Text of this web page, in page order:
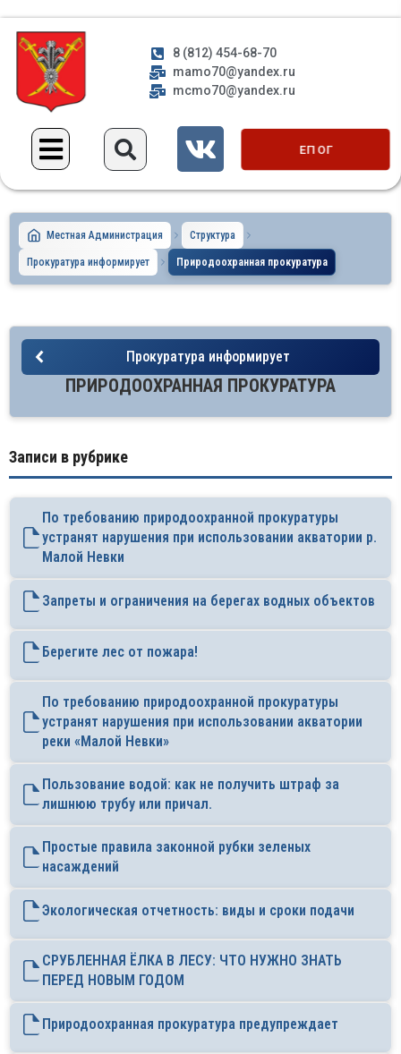
8 (812) 454-68-70
mamo70@yandex.ru
mcmo70@yandex.ru
ЕП ОГ
Местная Администрация Структура
Прокуратура информирует Природоохранная прокуратура
Прокуратура информирует
ПРИРОДООХРАННАЯ ПРОКУРАТУРА
Записи в рубрике
По требованию природоохранной прокуратуры
устранят нарушения при использовании акватории р.
Малой Невки
Запреты и ограничения на берегах водных объектов
Берегите лес от пожара!
По требованию природоохранной прокуратуры
устранят нарушения при использовании акватории
реки «Малой Невки»
Пользование водой: как не получить штраф за
лишнюю трубу или причал.
Простые правила законной рубки зеленых
насаждений
Экологическая отчетность: виды и сроки подачи
СРУБЛЕННАЯ ЁЛКА В ЛЕСУ: ЧТО НУЖНО ЗНАТЬ
ПЕРЕД НОВЫМ ГОДОМ
Природоохранная прокуратура предупреждает